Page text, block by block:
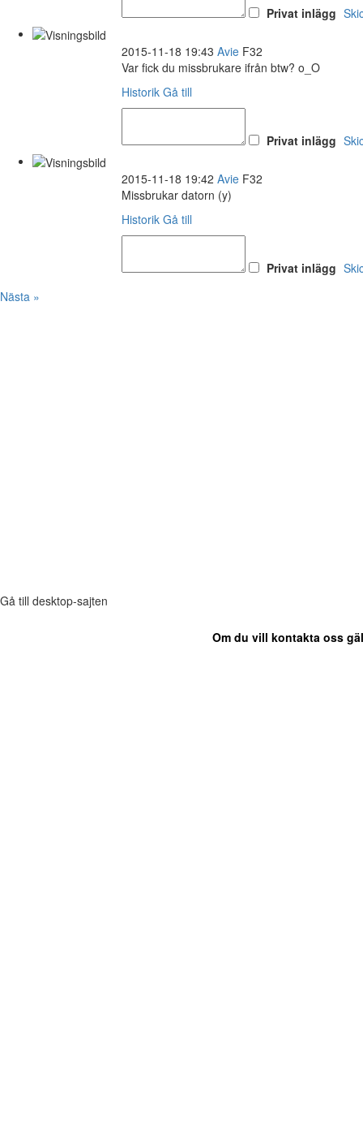
Privat inlägg
2015-11-18 19:43 Avie F32
Var fick du missbrukare ifrån btw? o_O
Historik Gå till
Privat inlägg
2015-11-18 19:42 Avie F32
Missbrukar datorn (y)
Historik Gå till
Privat inlägg
Nästa »
Gå till desktop-sajten
Om du vill kontakta oss